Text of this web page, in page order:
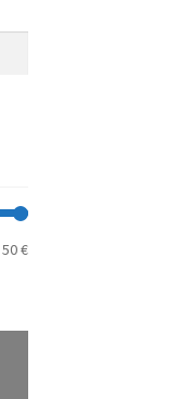
Minimihinta
Maksimihinta
50 €